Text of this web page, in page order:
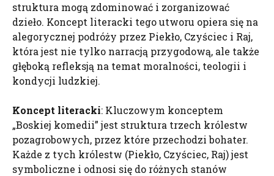
struktura mogą zdominować i zorganizować
dzieło. Koncept literacki tego utworu opiera się na
alegorycznej podróży przez Piekło, Czyściec i Raj,
która jest nie tylko narracją przygodową, ale także
głęboką refleksją na temat moralności, teologii i
kondycji ludzkiej.
Koncept literacki: Kluczowym konceptem
„Boskiej komedii” jest struktura trzech królestw
pozagrobowych, przez które przechodzi bohater.
Każde z tych królestw (Piekło, Czyściec, Raj) jest
symboliczne i odnosi się do różnych stanów